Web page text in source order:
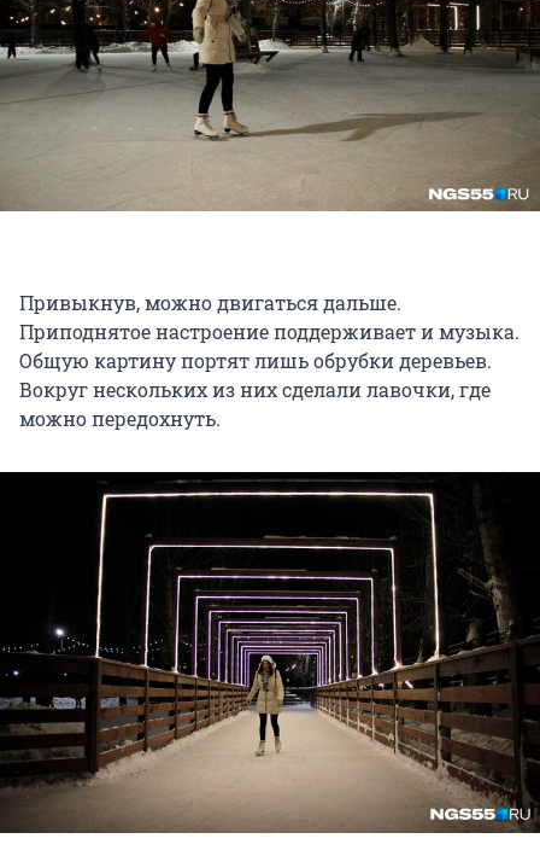
Привыкнув, можно двигаться дальше.
Приподнятое настроение поддерживает и музыка.
Общую картину портят лишь обрубки деревьев.
Вокруг нескольких из них сделали лавочки, где
можно передохнуть.